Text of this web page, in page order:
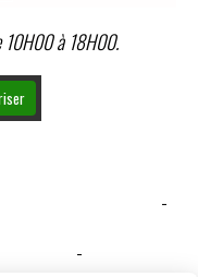
10H00 à 18H00.